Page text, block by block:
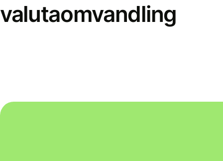
valutaomvandling